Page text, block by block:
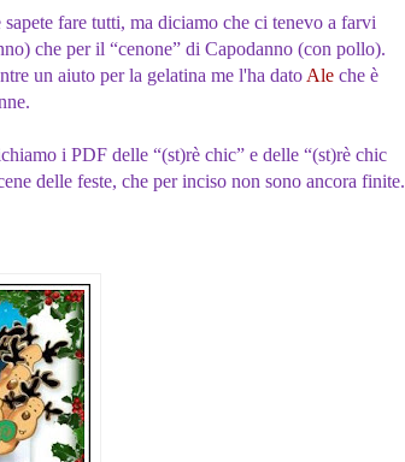
fare tutti, ma diciamo che ci tenevo a farvi
che per il “cenone” di Capodanno (con pollo).
un aiuto per la gelatina me l'ha dato Ale che è
i PDF delle “(st)rè chic” e delle “(st)rè chic
delle feste, che per inciso non sono ancora finite.